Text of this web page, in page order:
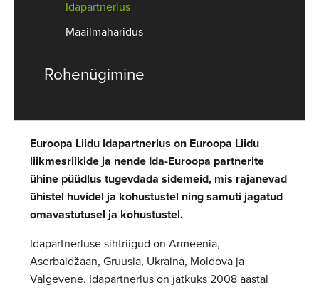
Idapartnerlus
Maailmaharidus
Rohenügimine
Euroopa Liidu Idapartnerlus on Euroopa Liidu
liikmesriikide ja nende Ida-Euroopa partnerite
ühine püüdlus tugevdada sidemeid, mis rajanevad
ühistel huvidel ja kohustustel ning samuti jagatud
omavastutusel ja kohustustel.
Idapartnerluse sihtriigud on Armeenia,
Aserbaidžaan, Gruusia, Ukraina, Moldova ja
Valgevene. Idapartnerlus on jätkuks 2008 aastal